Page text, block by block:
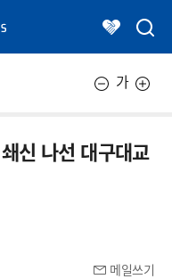
가
신 나선 대구대교
메일쓰기